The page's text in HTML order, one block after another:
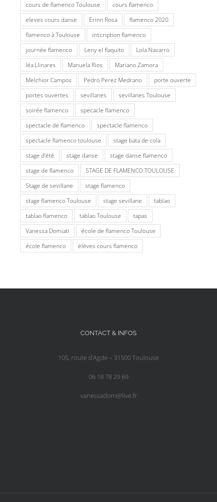
cours de flamenco Toulouse
cours flamenco
eleves cours danse
Erinn Rosa
flamenco 2020
flamenco à Toulouse
inscription flamenco
journée flamenco
Leny el flaquito
Lola Navarro
léa Llinares
Manuela Rios
Mariano Zamora
Melchior Campos
Pedro Perez Medrano
porte ouverte
portes ouvertes
sevillanes
sevillanes Toulouse
soirée flamenco
specacle flamenco
spectacle de flamenco
spectacle flamenco
spectacle flamenco toulouse
stage bata de cola
stage d'été
stage danse
stage danse flamenco
stage de flamenco
STAGE DE FLAMENCO TOULOUSE
Stage de sevillane
stage flamenco
stage flamenco Toulouse
stage sevillane
tablao
tablao flamenco
tablao Toulouse
tapas
Vanessa Domiati
école de flamenco Toulouse
école flamenco
élèves cours flamenco
CONTACT & INFOS
105, route d’Agde – 31500 Toulouse
06 18 78 29 69
vanessadom@live.fr